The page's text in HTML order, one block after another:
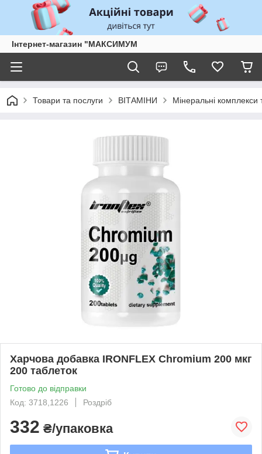
Інтернет-магазин "МАКСИМУМ
Товари та послуги ВІТАМІНИ Мінеральні комплекси
Харчова добавка IRONFLEX Chromium 200 мкг
200 таблеток
Готово до відправки
Код: 3718,1226
Роздріб
332 ₴/упаковка